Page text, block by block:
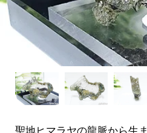
聖地ヒマラヤの龍脈から生